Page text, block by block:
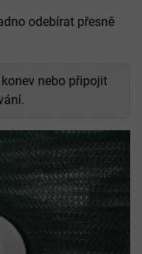
odebírat přesně
nebo připojit